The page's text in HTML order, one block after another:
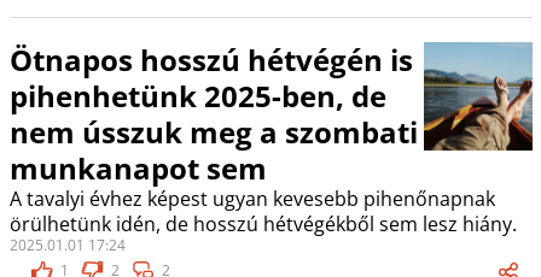
Ötnapos hosszú hétvégén is
pihenhetünk 2025-ben, de
nem ússzuk meg a szombati
munkanapot sem
A tavalyi évhez képest ugyan kevesebb pihenőnapnak
örülhetünk idén, de hosszú hétvégékből sem lesz hiány.
2025.01.01 17:24
1
2 2